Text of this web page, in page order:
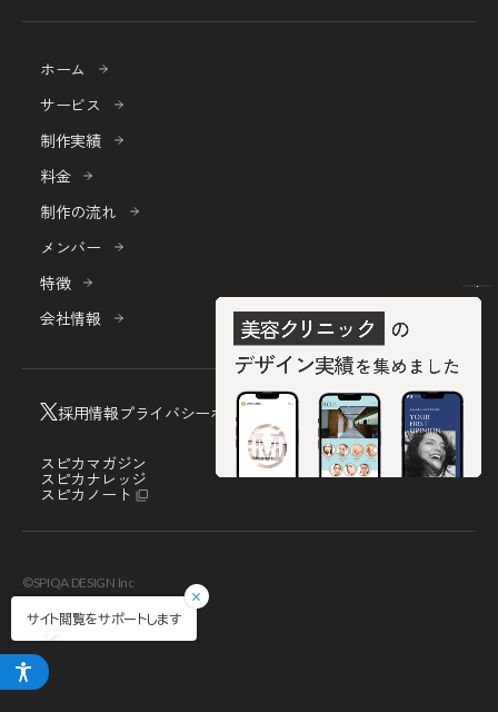
サイト閲覧をサポートします
ホーム
サービス
制作実績
料金
制作の流れ
メンバー
特徴
会社情報
採用情報プライバシーポリシー お客様相談室
スピカマガジン
スピカナレッジ
スピカノート
©SPIQA DESIGN Inc